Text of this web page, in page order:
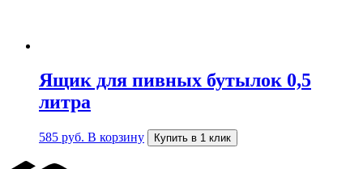
Ящик для пивных бутылок 0,5
литра
585 руб. В корзину Купить в 1 клик